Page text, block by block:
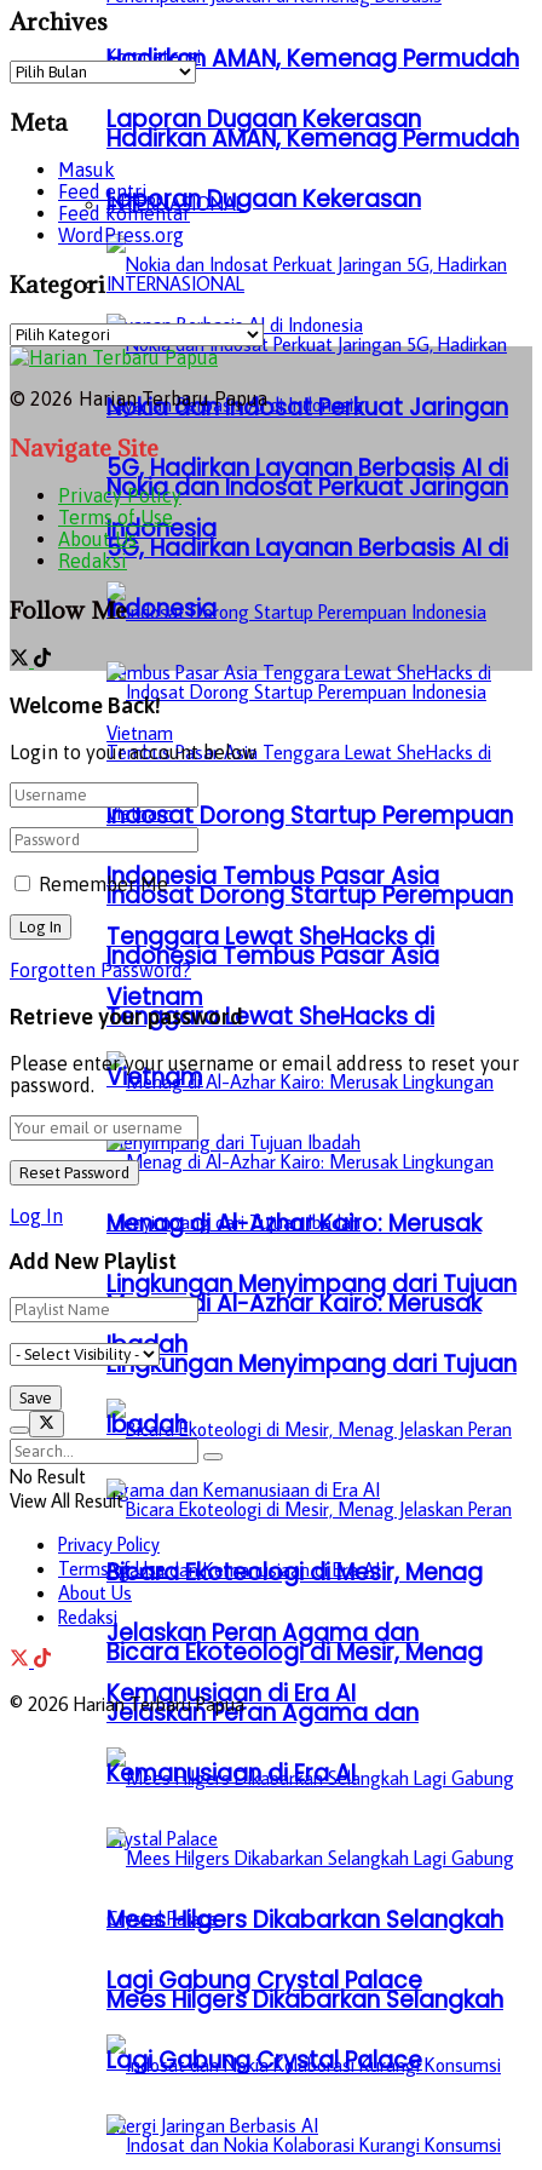
Hadirkan AMAN, Kemenag Permudah
Laporan Dugaan Kekerasan
INTERNASIONAL
Nokia dan Indosat Perkuat Jaringan
5G, Hadirkan Layanan Berbasis AI di
Indonesia
Indosat Dorong Startup Perempuan
Indonesia Tembus Pasar Asia
Tenggara Lewat SheHacks di
Vietnam
Menag di Al-Azhar Kairo: Merusak
Lingkungan Menyimpang dari Tujuan
Ibadah
Bicara Ekoteologi di Mesir, Menag
Jelaskan Peran Agama dan
Kemanusiaan di Era AI
Mees Hilgers Dikabarkan Selangkah
Lagi Gabung Crystal Palace
Hadirkan AMAN, Kemenag Permudah
Laporan Dugaan Kekerasan
INTERNASIONAL
Nokia dan Indosat Perkuat Jaringan
5G, Hadirkan Layanan Berbasis AI di
Indonesia
Indosat Dorong Startup Perempuan
Indonesia Tembus Pasar Asia
Tenggara Lewat SheHacks di
Vietnam
Menag di Al-Azhar Kairo: Merusak
Lingkungan Menyimpang dari Tujuan
Ibadah
Bicara Ekoteologi di Mesir, Menag
Jelaskan Peran Agama dan
Kemanusiaan di Era AI
Mees Hilgers Dikabarkan Selangkah
Lagi Gabung Crystal Palace
Archives
Archives
Meta
Masuk
Feed entri
Feed komentar
WordPress.org
Kategori
Kategori
© 2026 Harian Terbaru Papua
Navigate Site
Privacy Policy
Terms of Use
About Us
Redaksi
Follow Me
Welcome Back!
Login to your account below
Remember Me
Forgotten Password?
Retrieve your password
Please enter your username or email address to reset your
password.
Log In
Add New Playlist
No Result
View All Result
Privacy Policy
Terms of Use
About Us
Redaksi
© 2026 Harian Terbaru Papua